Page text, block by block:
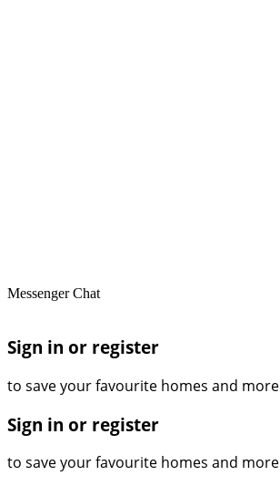
Messenger Chat
Sign in or register
to save your favourite homes and more
Sign in or register
to save your favourite homes and more